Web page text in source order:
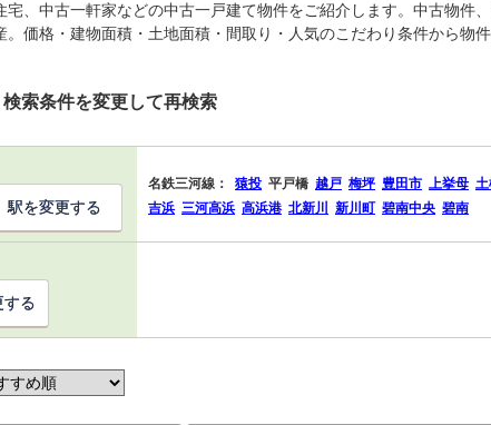
、中古一軒家などの中古一戸建て物件をご紹介します。中古物件
。価格・建物面積・土地面積・間取り・人気のこだわり条件から物
索条件を変更して再検索
名鉄三河線： 猿投 平戸橋 越戸 梅坪 豊田市 上挙母
吉浜 三河高浜 高浜港 北新川 新川町 碧南中央 碧南
駅を変更する
する